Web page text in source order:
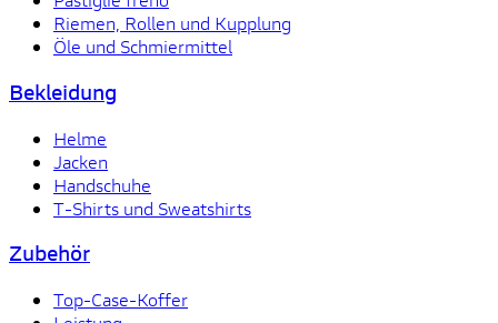
Riemen, Rollen und Kupplung
Öle und Schmiermittel
Bekleidung
Helme
Jacken
Handschuhe
T-Shirts und Sweatshirts
Zubehör
Top-Case-Koffer